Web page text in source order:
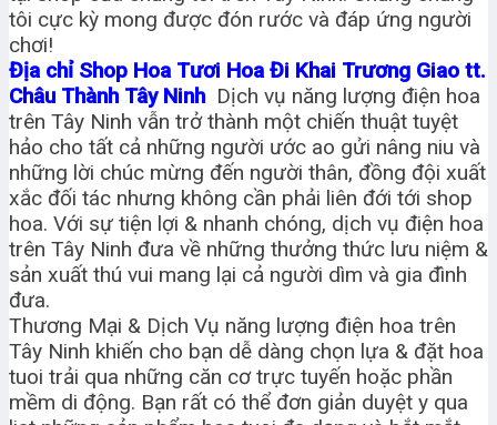
tôi cực kỳ mong được đón rước và đáp ứng người
chơi!
Địa chỉ Shop Hoa Tươi Hoa Đi Khai Trương Giao tt.
Châu Thành Tây Ninh Dịch vụ năng lượng điện hoa
trên Tây Ninh vẫn trở thành một chiến thuật tuyệt
hảo cho tất cả những người ước ao gửi nâng niu và
những lời chúc mừng đến người thân, đồng đội xuất
xắc đối tác nhưng không cần phải liên đới tới shop
hoa. Với sự tiện lợi & nhanh chóng, dịch vụ điện hoa
trên Tây Ninh đưa về những thưởng thức lưu niệm &
sản xuất thú vui mang lại cả người dìm và gia đình
đưa.
Thương Mại & Dịch Vụ năng lượng điện hoa trên
Tây Ninh khiến cho bạn dễ dàng chọn lựa & đặt hoa
tuoi trải qua những căn cơ trực tuyến hoặc phần
mềm di động. Bạn rất có thể đơn giản duyệt y qua